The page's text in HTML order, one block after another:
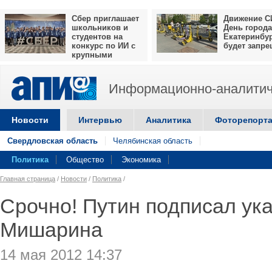
Сбер приглашает
школьников и
студентов на
конкурс по ИИ с
крупными
Движение
День города
будет
Информационно-
Новости Интервью Аналитика
Свердловская область Челябинская область
Политика Общество Экономика
Главная страница / Новости / Политика /
Срочно! Путин подписал
Мишарина
14 мая 2012 14:37